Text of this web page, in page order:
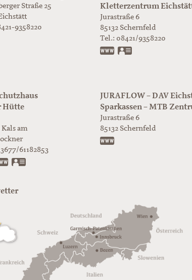
Straße 25
9358220
Kletterzentrum
Jurastraße 6
85132 Schernfeld
Tel.: 08421/9358220
www.jurabloc.de
Hütte
Kals am
61182853
https://www.glorer-huette.at/
JURAFLOW – DAV
Sparkassen – MTB
Jurastraße 6
85132 Schernfeld